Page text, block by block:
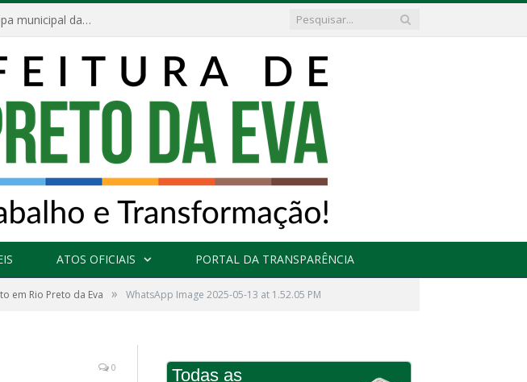
Escola Municipal Divino Espírito Santo conquista etapa municipal da V Feira Amazonense de Matemática
ATOS OFICIAIS PORTAL DA TRANSPARÊNCIA
em Rio Preto da Eva » WhatsApp Image 2025-05-13 at 1.52.05 PM
0 Todas as